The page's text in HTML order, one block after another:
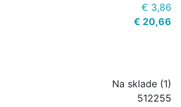
€ 3,86
€ 20,66
Na sklade (1)
512255